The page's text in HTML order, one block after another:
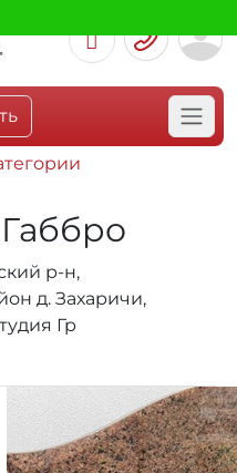
р-н,
д. Захаричи,
Гр